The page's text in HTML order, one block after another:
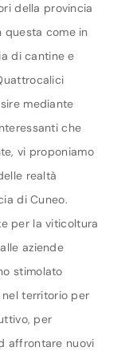
della provincia
questa come in
di cantine e
mediante
che
vi proponiamo
realtà
di Cuneo.
per la viticoltura
aziende
stimolato
territorio per
per
affrontare nuovi